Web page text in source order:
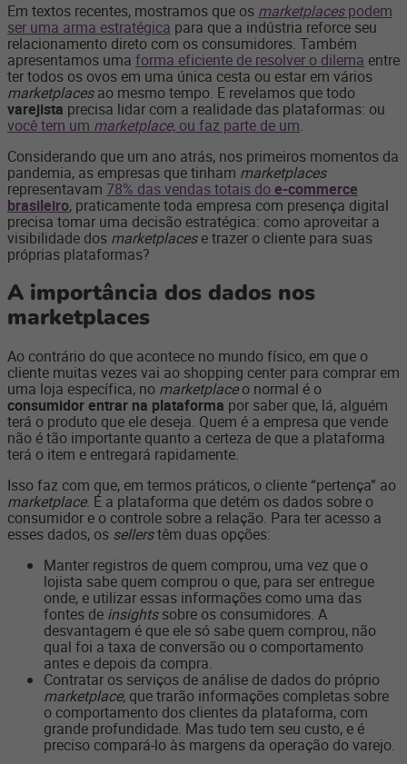
Em textos recentes, mostramos que os marketplacespodem
ser uma arma estratégica para que a indústria reforce seu
relacionamento direto com os consumidores. Também
apresentamos uma forma eficiente de resolver o dilema entre
ter todos os ovos em uma única cesta ou estar em vários
marketplacesao mesmo tempo. E revelamos que todo
varejista precisa lidar com a realidade das plataformas: ou
você tem um marketplace, ou faz parte de um.
Considerando que um ano atrás, nos primeiros momentos da
pandemia, as empresas que tinham marketplaces
representavam 78% das vendas totais doe-commerce
brasileiro, praticamente toda empresa com presença digital
precisa tomar uma decisão estratégica: como aproveitar a
visibilidade dos marketplacese trazer o cliente para suas
próprias plataformas?
A importância dos dados nos
marketplaces
Ao contrário do que acontece no mundo físico, em que o
cliente muitas vezes vai ao shopping center para comprar em
uma loja específica, no marketplaceo normal é o
consumidor entrar na plataforma por saber que, lá, alguém
terá o produto que ele deseja. Quem é a empresa que vende
não é tão importante quanto a certeza de que a plataforma
terá o item e entregará rapidamente.
Isso faz com que, em termos práticos, o cliente “pertença” ao
marketplace. É a plataforma que detém os dados sobre o
consumidor e o controle sobre a relação. Para ter acesso a
esses dados, os sellerstêm duas opções:
Manter registros de quem comprou, uma vez que o
lojista sabe quem comprou o que, para ser entregue
onde, e utilizar essas informações como uma das
fontes de insightssobre os consumidores. A
desvantagem é que ele só sabe quem comprou, não
qual foi a taxa de conversão ou o comportamento
antes e depois da compra.
Contratar os serviços de análise de dados do próprio
marketplace, que trarão informações completas sobre
o comportamento dos clientes da plataforma, com
grande profundidade. Mas tudo tem seu custo, e é
preciso compará-lo às margens da operação do varejo.